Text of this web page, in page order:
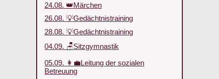
24.08. 👑Märchen
26.08. 💡Gedächtnistraining
28.08. 💡Gedächtnistraining
04.09. 🪑Sitzgymnastik
05.09. 👩‍💼Leitung der sozialen
Betreuung